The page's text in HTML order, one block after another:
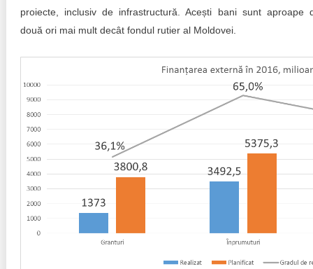
proiecte, inclusiv de infrastructură. Acești bani sunt aproape
două ori mai mult decât fondul rutier al Moldovei.